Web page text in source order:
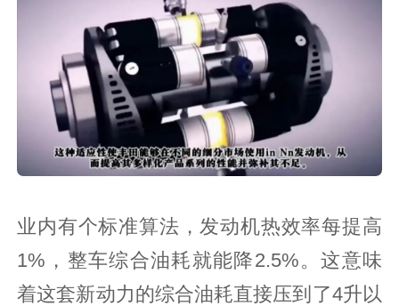
业内有个标准算法，发动机热效率每提高
1%，整车综合油耗就能降2.5%。这意味
着这套新动力的综合油耗直接压到了4升以